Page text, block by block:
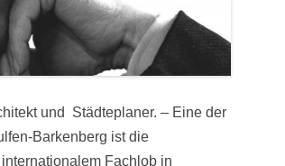
und Städteplaner. – Eine der
Barkenberg ist die
Fachlob in